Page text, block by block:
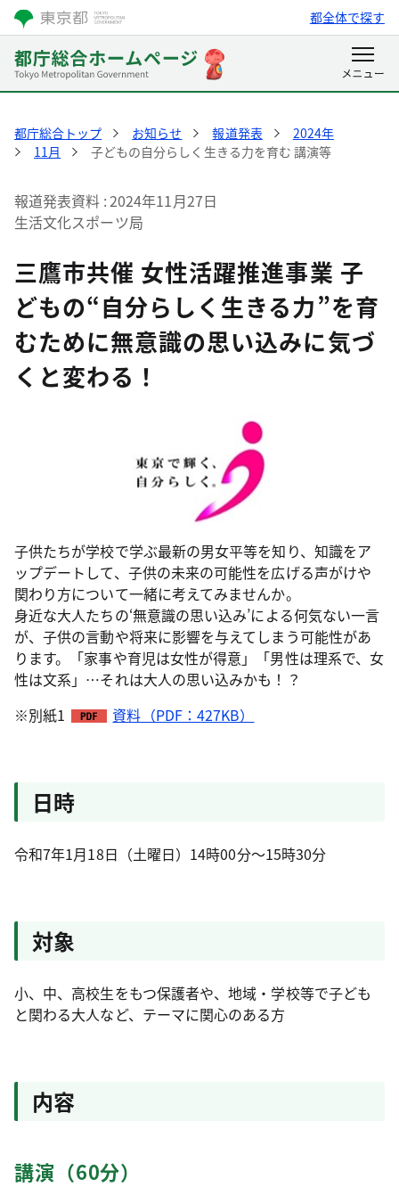
都全体で探す
都庁総合トップ お知らせ 報道発表
2024年
11月
子どもの自分らしく生きる力を育む 講演等
報道発表資料 2024年11月27日
生活文化スポーツ局
三鷹市共催 女性活躍推進事業 子
どもの“自分らしく生きる力”を育
むために無意識の思い込みに気づ
くと変わる！
子供たちが学校で学ぶ最新の男女平等を知り、知識をア
ップデートして、子供の未来の可能性を広げる声がけや
関わり方について一緒に考えてみませんか。
身近な大人たちの‘無意識の思い込み’による何気ない一言
が、子供の言動や将来に影響を与えてしまう可能性があ
ります。「家事や育児は女性が得意」「男性は理系で、女
性は文系」…それは大人の思い込みかも！？
※別紙1
資料（PDF：427KB）
日時
令和7年1月18日（土曜日）14時00分～15時30分
対象
小、中、高校生をもつ保護者や、地域・学校等で子ども
と関わる大人など、テーマに関心のある方
内容
講演（60分）